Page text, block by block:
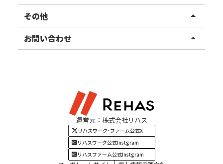
東北エリア
甲信越エリア
四国・九州エリア
事業所ブログ
ご利用者様の声
その他 arrow_drop_up
お知らせ
お問い合わせ arrow_drop_up
運営元：株式会社リハス
リハスワーク･ファーム公式X
リハスワーク公式Instgram
リハスファーム公式Instgram